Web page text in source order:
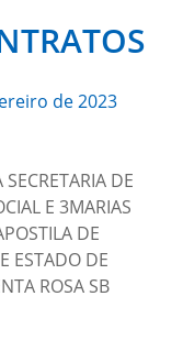
de 2023
DE
E 3MARIAS
DE
ESTADO DE
ROSA SB